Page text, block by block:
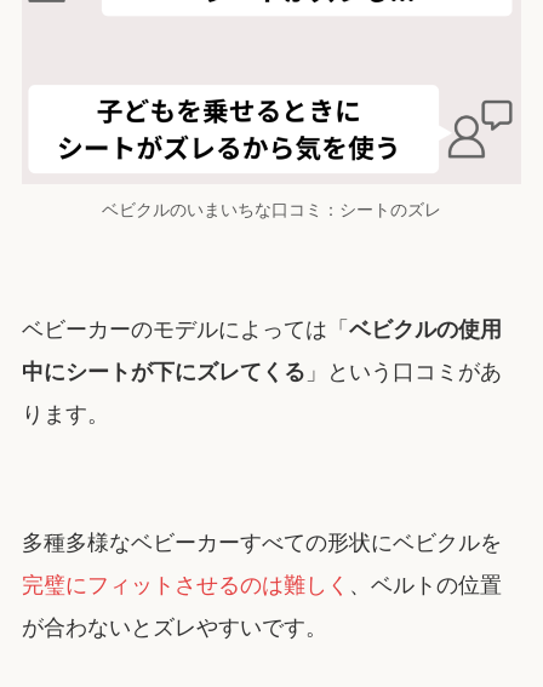
ベビクルのいまいちな口コミ：シートのズレ
ベビーカーのモデルによっては「 ベビクルの使用
中にシートが下にズレてくる 」という口コミがあ
ります。
多種多様なベビーカーすべての形状にベビクルを
完璧にフィットさせるのは難しく 、ベルトの位置
が合わないとズレやすいです。